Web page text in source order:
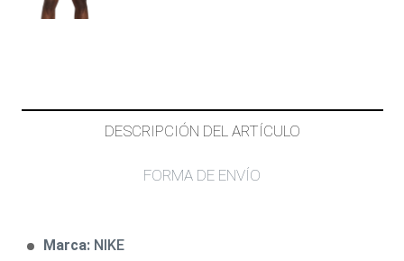
DESCRIPCIÓN DEL ARTÍCULO
FORMA DE ENVÍO
Marca: NIKE